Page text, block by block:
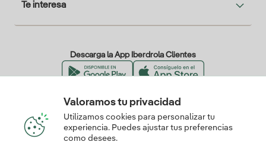
Te interesa
Descarga la App Iberdrola Clientes
Nuestros certificados de confianza
Valoramos tu privacidad
Utilizamos cookies para personalizar tu
experiencia. Puedes ajustar tus preferencias
como desees.